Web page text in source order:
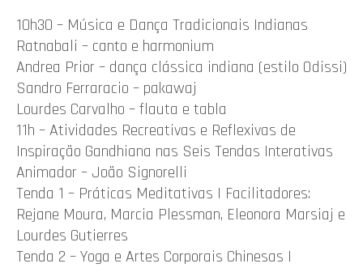
10h30 – Música e Dança Tradicionais Indianas
Ratnabali – canto e harmonium
Andrea Prior – dança clássica indiana (estilo Odissi)
Sandro Ferraracio – pakawaj
Lourdes Carvalho – flauta e tabla
11h – Atividades Recreativas e Reflexivas de
Inspiração Gandhiana nas Seis Tendas Interativas
Animador – João Signorelli
Tenda 1 – Práticas Meditativas | Facilitadores:
Rejane Moura, Marcia Plessman, Eleonora Marsiaj e
Lourdes Gutierres
Tenda 2 – Yoga e Artes Corporais Chinesas |